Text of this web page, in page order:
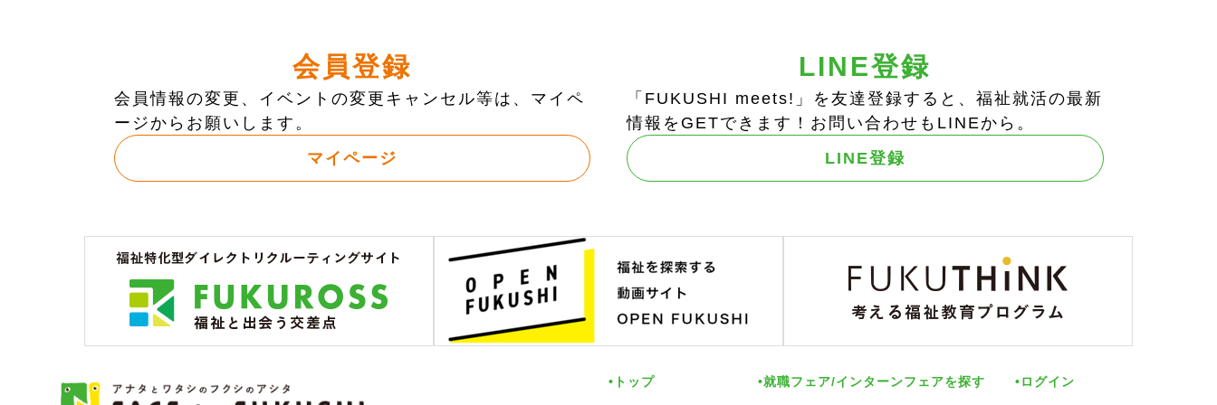
会員登録
会員情報の変更、イベントの変更キャンセル等は、マイペ
ージからお願いします。
マイページ
LINE登録
「FUKUSHI meets!」を友達登録すると、福祉就活の最新
情報をGETできます！お問い合わせもLINEから。
LINE登録
トップ 就職フェア/インターンフェアを探す ログイン